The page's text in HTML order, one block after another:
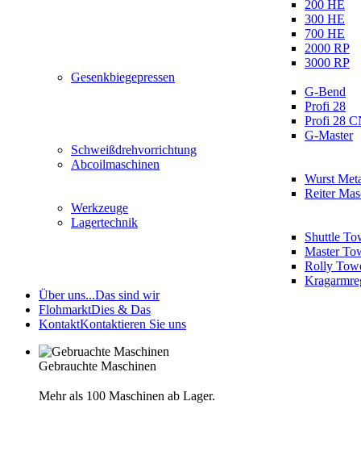
200 HE
300 HE
700 HE
2000 RP
3000 RP
Gesenkbiegepressen
G-Bend
Profi 28
Profi 28
G-Master
Schweißdrehvorrichtung
Abcoilmaschinen
Wurst
Reiter
Werkzeuge
Lagertechnik
Shuttle
Master
Rolly
Über uns...Das sind wir
FlohmarktDies & Das
KontaktKontaktieren Sie uns
Gebrauchte Maschinen
Mehr als 100 Maschinen ab Lager.